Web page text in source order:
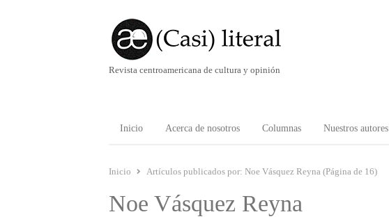
Revista centroamericana de cultura y opinión
Inicio Acerca de nosotros Columnas Nuestros autores
Inicio Artículos publicados por: Noe Vásquez Reyna (Página de 16)
Noe Vásquez Reyna